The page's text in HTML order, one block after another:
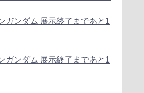
ガンダム 展示終了まであと1
ガンダム 展示終了まであと1